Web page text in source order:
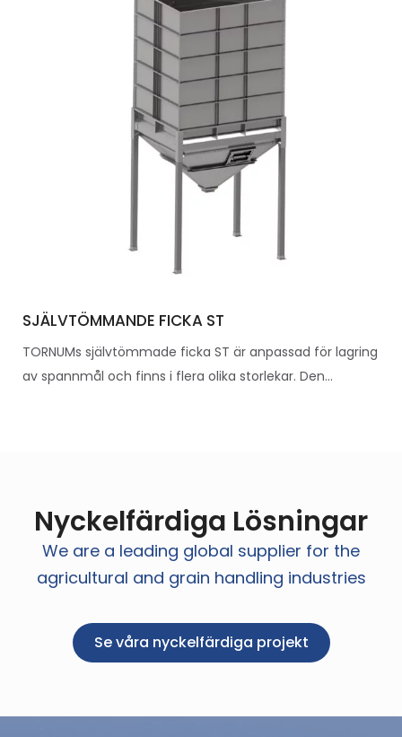
SJÄLVTÖMMANDE FICKA ST
TORNUMs självtömmade ficka ST är anpassad för lagring
av spannmål och finns i flera olika storlekar. Den...
Nyckelfärdiga Lösningar
We are a leading global supplier for the
agricultural and grain handling industries
Se våra nyckelfärdiga projekt